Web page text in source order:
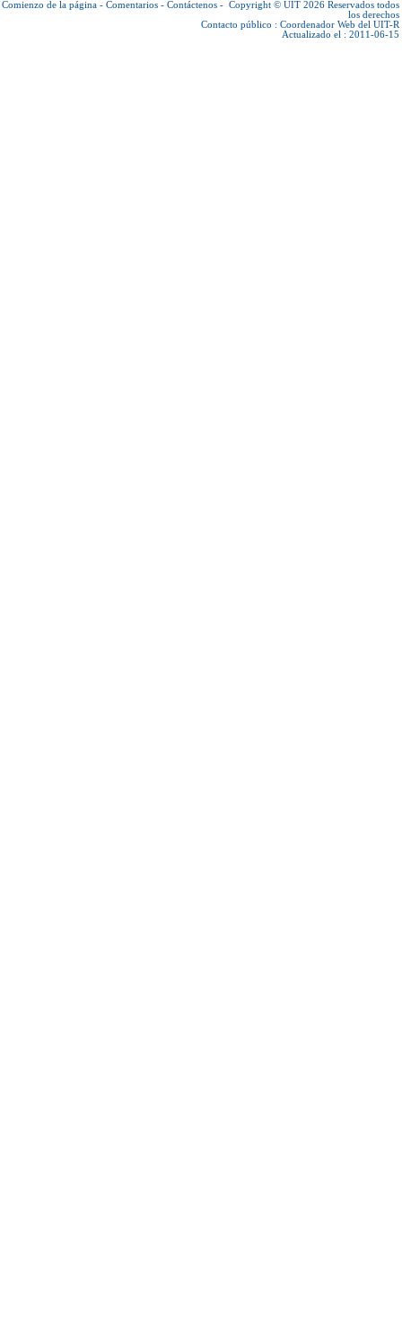
Comienzo de la página - Comentarios - Contáctenos - Copyright © UIT 2026 Reservados todos
los derechos
Contacto público : Coordenador Web del UIT-R
Actualizado el : 2011-06-15